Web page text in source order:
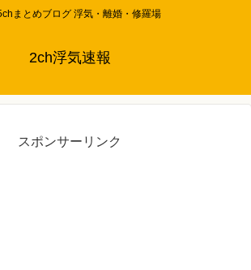
まとめブログ 浮気・離婚・修羅場
2ch浮気速報
スポンサーリンク